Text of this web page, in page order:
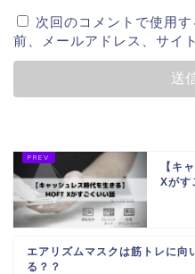
次回のコメントで使用
前、メールアドレス、サイ
【キ
Xがす
エアリズムマスクは筋トレに向
る？？